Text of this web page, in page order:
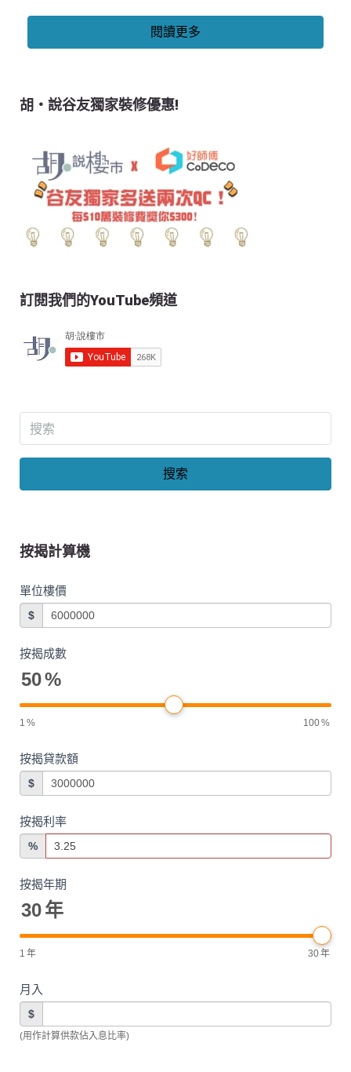
閱讀更多
胡‧說谷友獨家裝修優惠!
訂閱我們的YouTube頻道
搜索
按揭計算機
單位樓價
$
按揭成數
50%
1 % 100%
按揭貸款額
$
按揭利率
%
按揭年期
30年
1 年 30年
月入
$
(用作計算供款佔入息比率)